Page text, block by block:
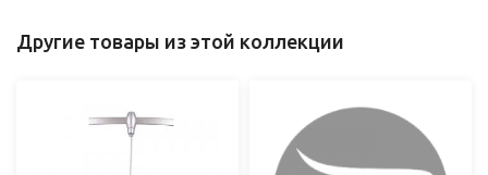
Другие товары из этой коллекции